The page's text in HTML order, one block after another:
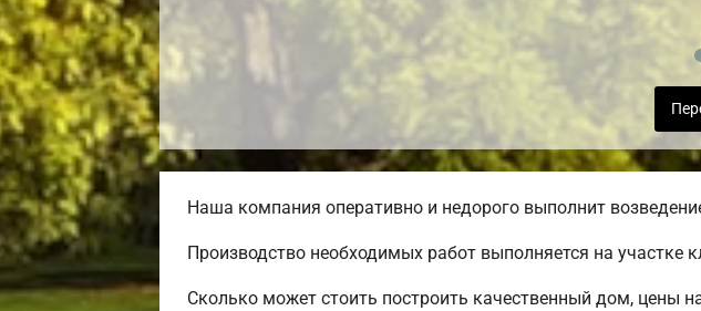
Наша компания оперативно и недорого выполнит
Производство необходимых работ выполняется на
Сколько может стоить построить качественный дом, цены